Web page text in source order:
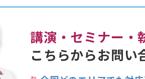
講演・セミナー・
こちらからお問い